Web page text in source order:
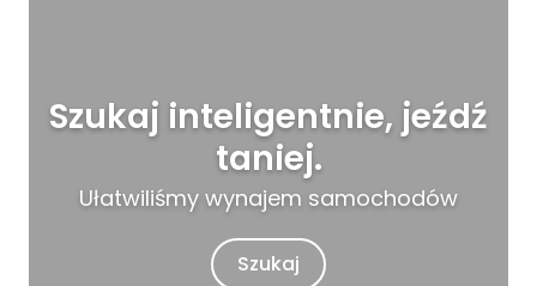
Szukaj inteligentnie, jeźdź
taniej.
Ułatwiliśmy wynajem samochodów
Szukaj